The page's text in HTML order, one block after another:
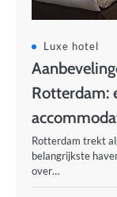
Luxe hotel
Rotterdam:
Rotterdam trekt
belangrijkste
over…